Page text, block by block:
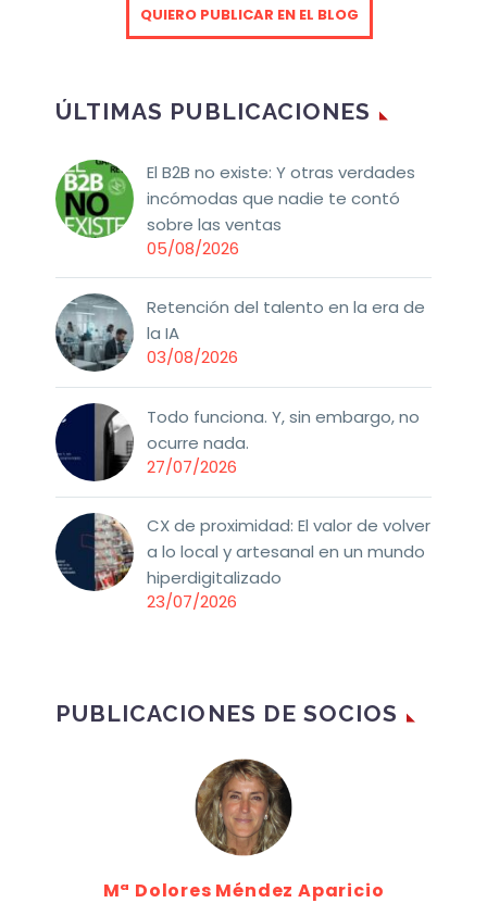
QUIERO PUBLICAR EN EL BLOG
ÚLTIMAS PUBLICACIONES
El B2B no existe: Y otras verdades
incómodas que nadie te contó
sobre las ventas
05/08/2026
Retención del talento en la era de
la IA
03/08/2026
Todo funciona. Y, sin embargo, no
ocurre nada.
27/07/2026
CX de proximidad: El valor de volver
a lo local y artesanal en un mundo
hiperdigitalizado
23/07/2026
PUBLICACIONES DE SOCIOS
Mª Dolores Méndez Aparicio